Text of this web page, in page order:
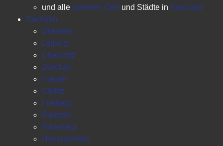
und alle weiteren Orte und Städte in Saarland
Sachsen
Dresden
Leipzig
Chemnitz
Zwickau
Plauen
Görlitz
Freiberg
Bautzen
Radebeul
Hoyerswerda